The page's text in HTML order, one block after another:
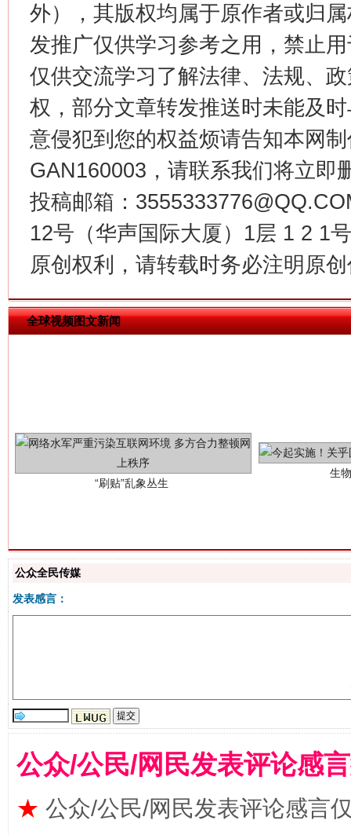
外），其版权均属于原作者或归
发推广仅供学习参考之用，禁止
仅供交流学习了解法律、法规、
权，部分文章转发推送时未能及
意侵犯到您的权益烦请告知本网
GAN160003，请联系我们将立即
投稿邮箱：
12号（华声国际大厦）1层 1 2 1
原创权利，请转载时务必注明原
全球视频图文新闻
习近平的博鳌关键词
魏明亮
解纷+调解+退费，一次搞定
公众全民传媒
发表感言：
公众/公民/网民发表评论感
★ 公众/公民/网民发表评论感言